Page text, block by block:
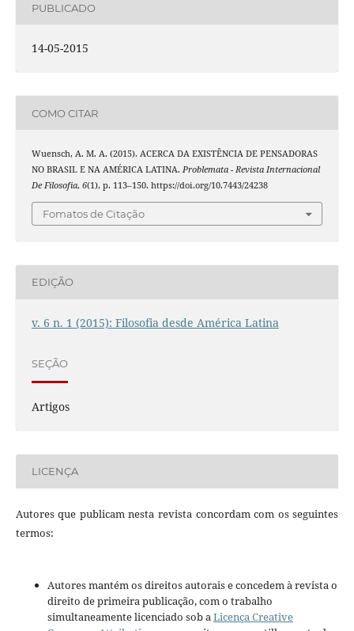
PUBLICADO
14-05-2015
COMO CITAR
Wuensch, A. M. A. (2015). ACERCA DA EXISTÊNCIA DE PENSADORAS
NO BRASIL E NA AMÉRICA LATINA. Problemata - Revista Internacional
De Filosofia, 6(1), p. 113–150. https://doi.org/10.7443/24238
Fomatos de Citação
EDIÇÃO
v. 6 n. 1 (2015): Filosofia desde América Latina
SEÇÃO
Artigos
LICENÇA
Autores que publicam nesta revista concordam com os seguintes
termos:
Autores mantém os direitos autorais e concedem à revista o
direito de primeira publicação, com o trabalho
simultaneamente licenciado sob aLicença Creative